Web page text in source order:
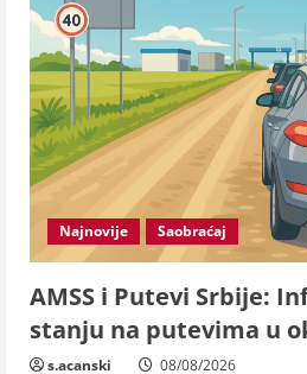
Najnovije Saobraćaj
AMSS i Putevi Srbije:
stanju na putevima u
s.acanski 08/08/2026